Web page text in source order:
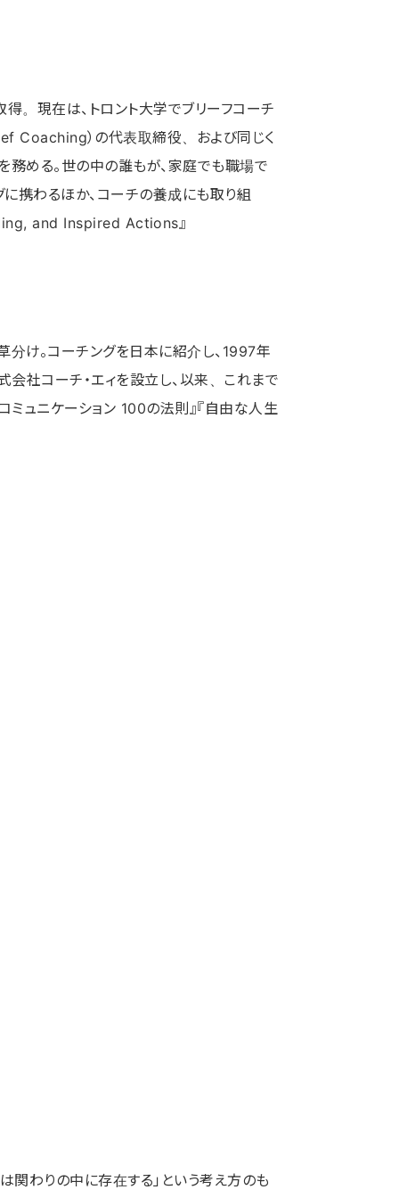
得。現在は、トロント大学でブリーフコーチ
Coaching）の代表取締役、および同じく
務める。世の中の誰もが、家庭でも職場で
携わるほか、コーチの養成にも取り組
and Inspired Actions』
け。コーチングを日本に紹介し、1997年
会社コーチ・エィを設立し、以来、これまで
ミュニケーション 100の法則』『自由な人生
は関わりの中に存在する」という考え方のも